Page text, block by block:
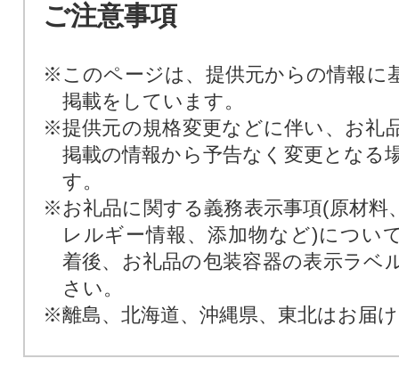
ご注意事項
※このページは、提供元からの情報に
掲載をしています。
※提供元の規格変更などに伴い、お礼
掲載の情報から予告なく変更となる
す。
※お礼品に関する義務表示事項(原材料
レルギー情報、添加物など)につい
着後、お礼品の包装容器の表示ラベ
さい。
※離島、北海道、沖縄県、東北はお届